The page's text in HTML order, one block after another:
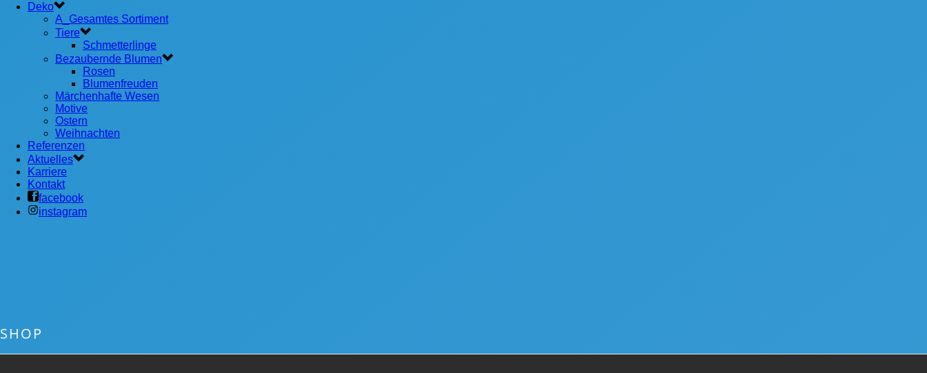
Deko
A_Gesamtes Sortiment
Tiere
Schmetterlinge
Bezaubernde Blumen
Rosen
Blumenfreuden
Märchenhafte Wesen
Motive
Ostern
Weihnachten
Referenzen
Aktuelles
Karriere
Kontakt
facebook
instagram
SHOP